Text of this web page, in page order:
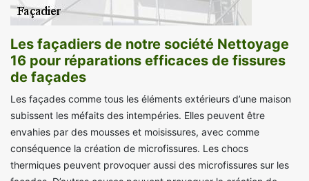
Les façadiers de notre société Nettoyage
16 pour réparations efficaces de fissures
de façades
Les façades comme tous les éléments extérieurs d’une maison
subissent les méfaits des intempéries. Elles peuvent être
envahies par des mousses et moisissures, avec comme
conséquence la création de microfissures. Les chocs
thermiques peuvent provoquer aussi des microfissures sur les